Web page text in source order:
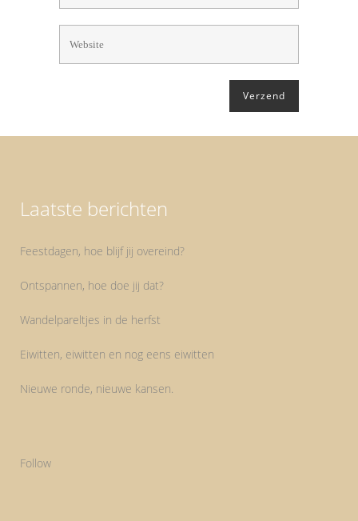
Laatste berichten
Feestdagen, hoe blijf jij overeind?
Ontspannen, hoe doe jij dat?
Wandelpareltjes in de herfst
Eiwitten, eiwitten en nog eens eiwitten
Nieuwe ronde, nieuwe kansen.
Follow